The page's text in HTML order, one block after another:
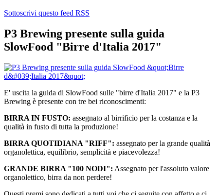
Sottoscrivi questo feed RSS
P3 Brewing presente sulla guida
SlowFood "Birre d'Italia 2017"
E' uscita la guida di SlowFood sulle "birre d'Italia 2017" e la P3
Brewing è presente con tre bei riconoscimenti:
BIRRA IN FUSTO: assegnato al birrificio per la costanza e la
qualità in fusto di tutta la produzione!
BIRRA QUOTIDIANA "RIFF": assegnato per la grande qualità
organolettica, equilibrio, semplicità e piacevolezza!
GRANDE BIRRA "100 NODI": Assegnato per l'assoluto valore
organolettico, birra da non perdere!